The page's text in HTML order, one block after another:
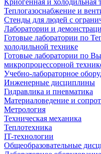
Криогенная и
Теплогазоснабжение и
Стенды для людей с
Лаборатории и
Готовые лаборатории по
холодильной технике
Готовые лаборатории по
микропроцессорной
Учебно-лабораторное
Инженерные дисциплины
Гидравлика и пневматика
Материаловедение и
Метрология
Техническая механика
Теплотехника
IT-технологии
Общеобразовательные